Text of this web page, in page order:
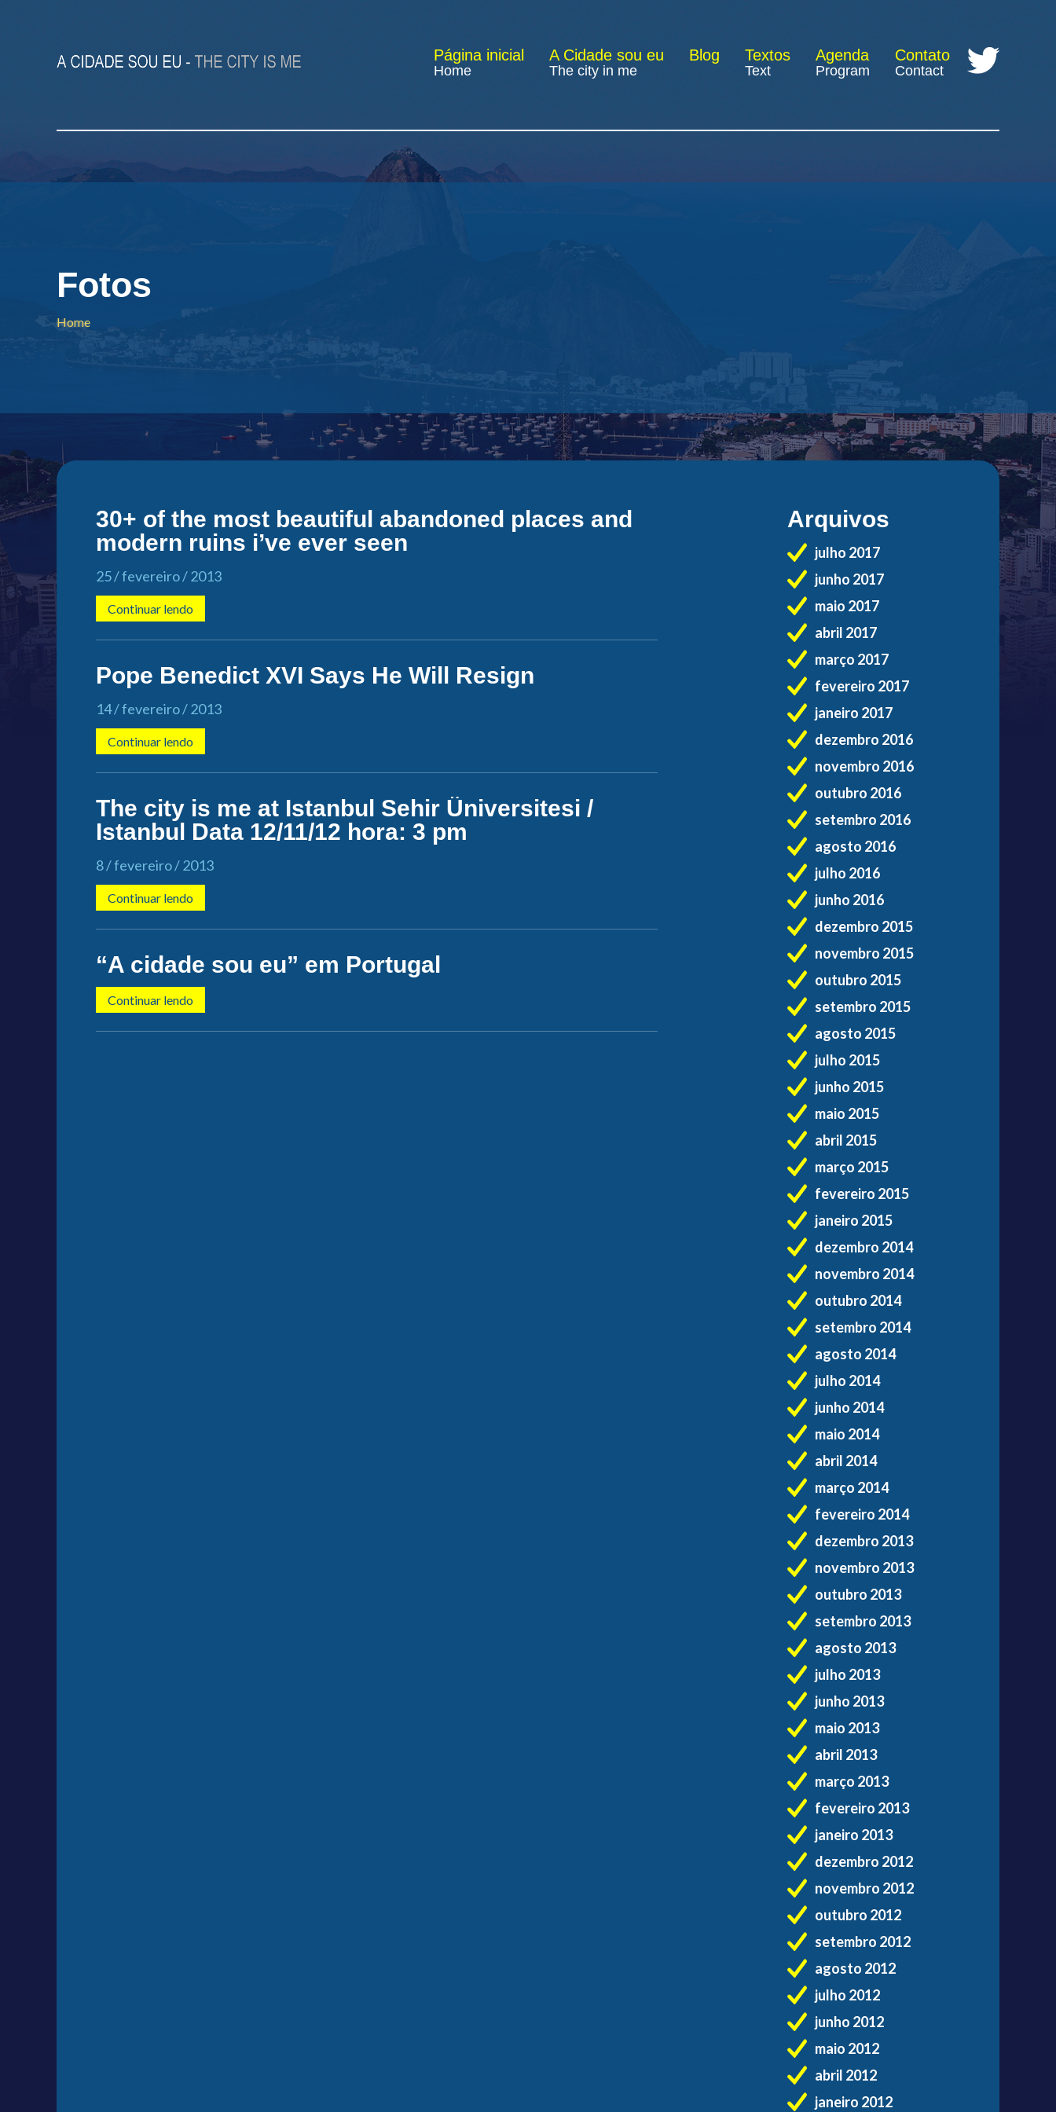
Página inicial
Home
A Cidade sou eu
The city in me
Blog Textos
Text
Agenda
Program
Contato
Contact
Fotos
Home
30+ of the most beautiful abandoned places and
modern ruins i’ve ever seen
25 / fevereiro / 2013
Continuar lendo
Pope Benedict XVI Says He Will Resign
14 / fevereiro / 2013
Continuar lendo
The city is me at Istanbul Sehir Üniversitesi /
Istanbul Data 12/11/12 hora: 3 pm
8 / fevereiro / 2013
Continuar lendo
“A cidade sou eu” em Portugal
Continuar lendo
Arquivos
julho 2017
junho 2017
maio 2017
abril 2017
março 2017
fevereiro 2017
janeiro 2017
dezembro 2016
novembro 2016
outubro 2016
setembro 2016
agosto 2016
julho 2016
junho 2016
dezembro 2015
novembro 2015
outubro 2015
setembro 2015
agosto 2015
julho 2015
junho 2015
maio 2015
abril 2015
março 2015
fevereiro 2015
janeiro 2015
dezembro 2014
novembro 2014
outubro 2014
setembro 2014
agosto 2014
julho 2014
junho 2014
maio 2014
abril 2014
março 2014
fevereiro 2014
dezembro 2013
novembro 2013
outubro 2013
setembro 2013
agosto 2013
julho 2013
junho 2013
maio 2013
abril 2013
março 2013
fevereiro 2013
janeiro 2013
dezembro 2012
novembro 2012
outubro 2012
setembro 2012
agosto 2012
julho 2012
junho 2012
maio 2012
abril 2012
janeiro 2012